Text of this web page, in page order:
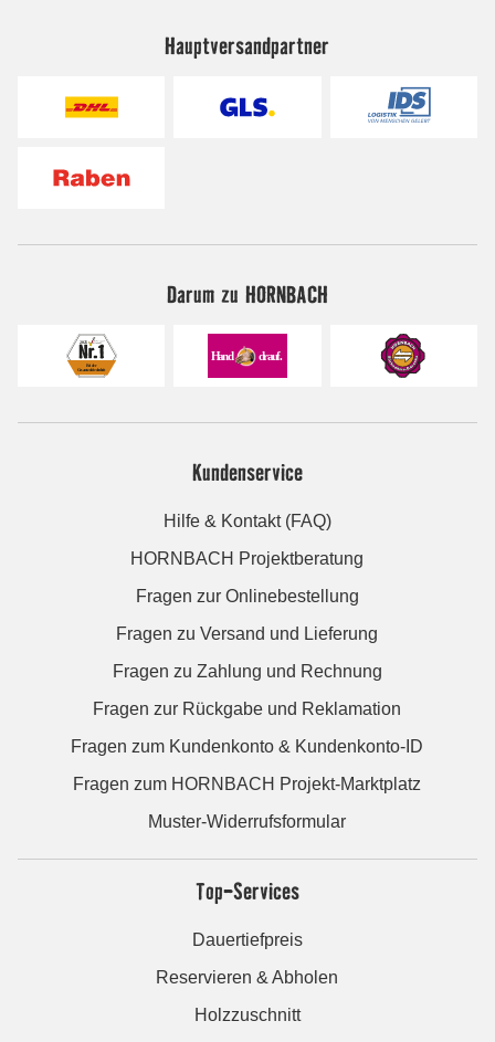
Hauptversandpartner
Darum zu HORNBACH
Kundenservice
Hilfe & Kontakt (FAQ)
HORNBACH Projektberatung
Fragen zur Onlinebestellung
Fragen zu Versand und Lieferung
Fragen zu Zahlung und Rechnung
Fragen zur Rückgabe und Reklamation
Fragen zum Kundenkonto & Kundenkonto-ID
Fragen zum HORNBACH Projekt-Marktplatz
Muster-Widerrufsformular
Top-Services
Dauertiefpreis
Reservieren & Abholen
Holzzuschnitt